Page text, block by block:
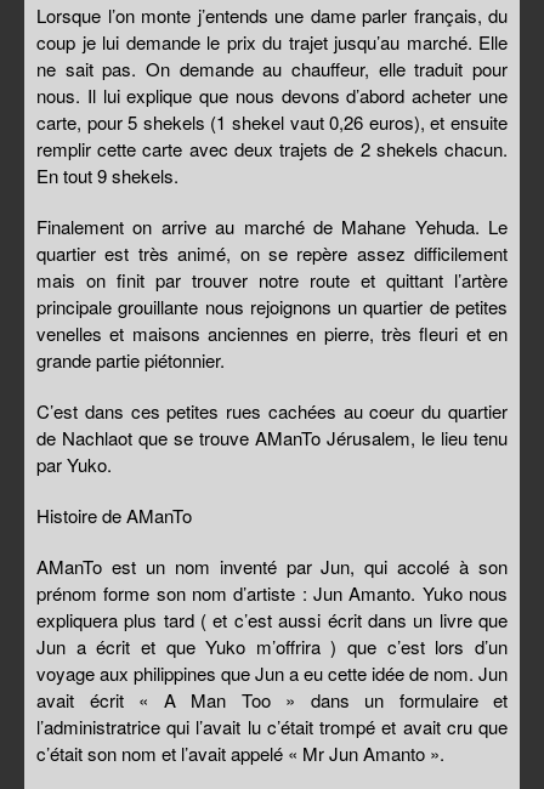
Lorsque l’on monte j’entends une dame parler français, du
coup je lui demande le prix du trajet jusqu’au marché. Elle
ne sait pas. On demande au chauffeur, elle traduit pour
nous. Il lui explique que nous devons d’abord acheter une
carte, pour 5 shekels (1 shekel vaut 0,26 euros), et ensuite
remplir cette carte avec deux trajets de 2 shekels chacun.
En tout 9 shekels.
Finalement on arrive au marché de Mahane Yehuda. Le
quartier est très animé, on se repère assez difficilement
mais on finit par trouver notre route et quittant l’artère
principale grouillante nous rejoignons un quartier de petites
venelles et maisons anciennes en pierre, très fleuri et en
grande partie piétonnier.
C’est dans ces petites rues cachées au coeur du quartier
de Nachlaot que se trouve AManTo Jérusalem, le lieu tenu
par Yuko.
Histoire de AManTo
AManTo est un nom inventé par Jun, qui accolé à son
prénom forme son nom d’artiste : Jun Amanto. Yuko nous
expliquera plus tard ( et c’est aussi écrit dans un livre que
Jun a écrit et que Yuko m’offrira ) que c’est lors d’un
voyage aux philippines que Jun a eu cette idée de nom. Jun
avait écrit « A Man Too » dans un formulaire et
l’administratrice qui l’avait lu c’était trompé et avait cru que
c’était son nom et l’avait appelé « Mr Jun Amanto ».